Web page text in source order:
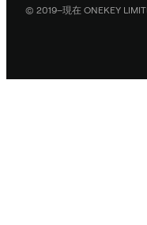
© 2019–現在 ONEKEY